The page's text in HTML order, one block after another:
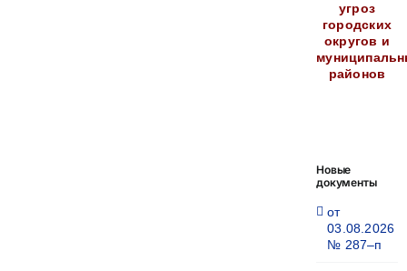
угроз
городских
округов и
районов
Новые
документы
от
03.08.2026
№ 287–п